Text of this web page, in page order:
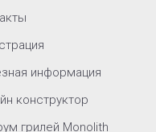
информация
конструктор
грилей Monolith